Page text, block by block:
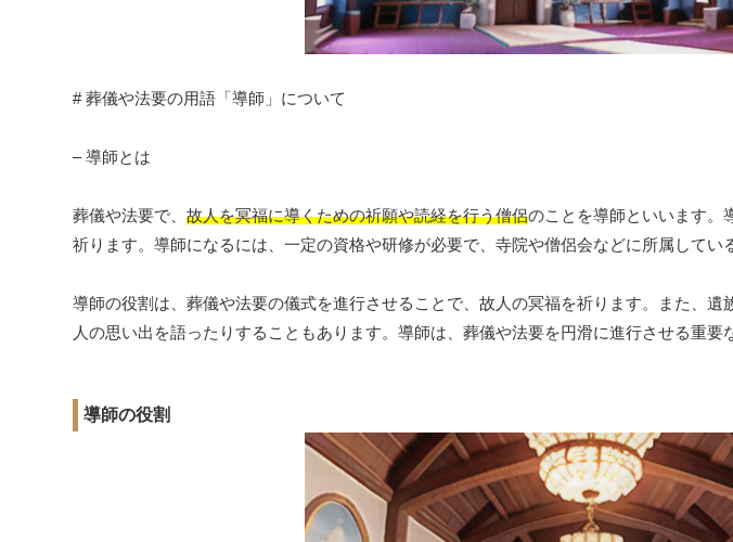
# 葬儀や法要の用語「導師」について
– 導師とは
葬儀や法要で、 故人を冥福に導くための祈願や読経を行う僧侶のことを導師といいます。
祈ります。導師になるには、一定の資格や研修が必要で、寺院や僧侶会などに所属してい
導師の役割は、葬儀や法要の儀式を進行させることで、故人の冥福を祈ります。また、
人の思い出を語ったりすることもあります。導師は、葬儀や法要を円滑に進行させる重要
導師の役割